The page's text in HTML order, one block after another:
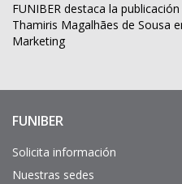
FUNIBER destaca la
Thamiris Magalhães de Sousa
Marketing
Enlaces
interés
FUNIBER
Solicita información
Nuestras sedes